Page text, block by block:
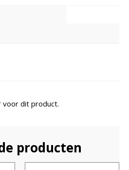
voor dit product.
producten